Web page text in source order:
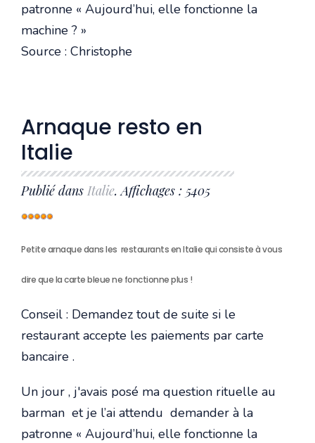
patronne « Aujourd’hui, elle fonctionne la
machine ? »
Source : Christophe
Arnaque resto en
Italie
Publié dans Italie. Affichages : 5405
Vote
Petite arnaque dans les restaurants en Italie qui consiste à vous
dire que la carte bleue ne fonctionne plus !
Conseil : Demandez tout de suite si le
restaurant accepte les paiements par carte
bancaire .
Un jour , j'avais posé ma question rituelle au
barman et je l’ai attendu demander à la
patronne « Aujourd’hui, elle fonctionne la